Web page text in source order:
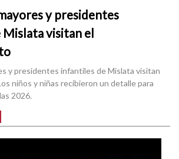
y presidentes
visitan el
y presidentes infantiles de Mislata visitan
niños y niñas recibieron un detalle para
2026.